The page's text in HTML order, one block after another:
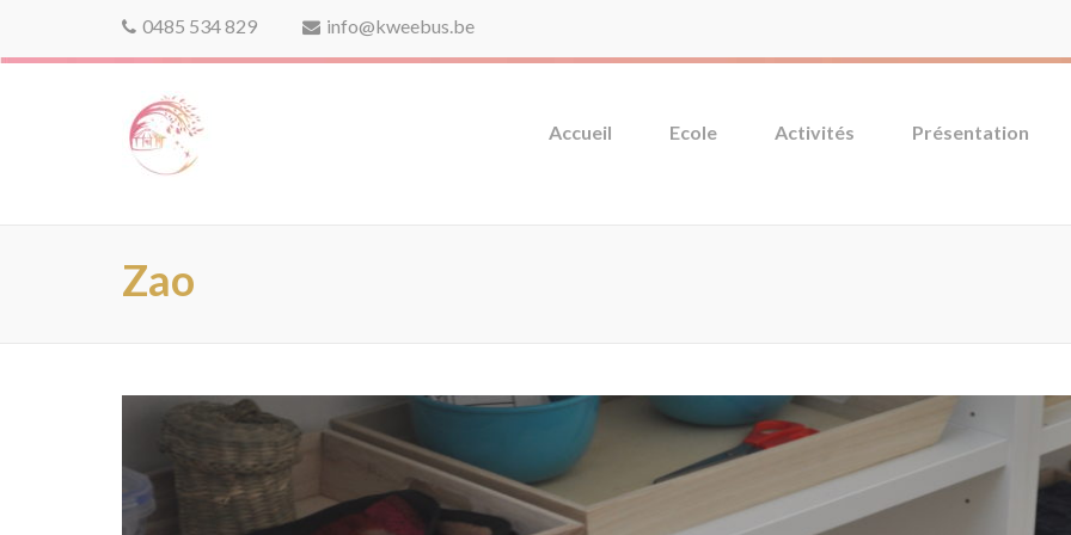
0485 534 829 info@kweebus.be
Accueil Ecole Activités Présentation
Zao